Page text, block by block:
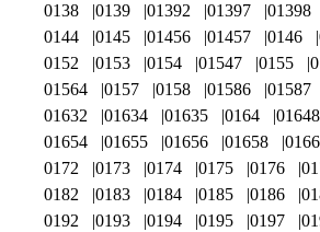
0138
0139 01392 01397 01398
0144
0145 01456 01457 0146
0152
0153 0154 01547 0155
01564
0157 0158 01586 01587
01632
01634 01635 0164 01648
01654
01655 01656 01658 0166
0172
0173 0174 0175 0176
0182
0183 0184 0185 0186
0192
0193 0194 0195 0197